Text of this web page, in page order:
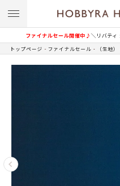
ファイナルセール開催中♪＼リバティ
トップページ ファイナルセール （生地）